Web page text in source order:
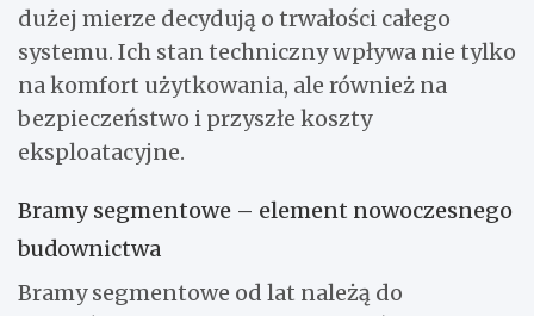
dużej mierze decydują o trwałości całego
systemu. Ich stan techniczny wpływa nie tylko
na komfort użytkowania, ale również na
bezpieczeństwo i przyszłe koszty
eksploatacyjne.
Bramy segmentowe – element nowoczesnego
budownictwa
Bramy segmentowe od lat należą do